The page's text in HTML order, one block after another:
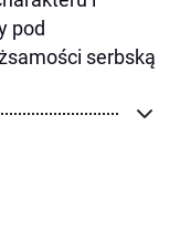
pod
serbską